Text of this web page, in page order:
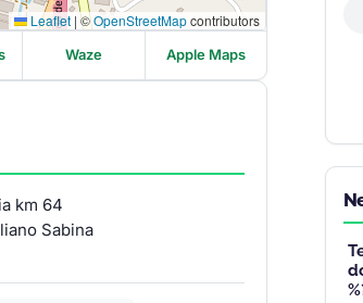
Leaflet | ©OpenStreetMapcontributors
Waze Apple Maps
km 64
Sabina